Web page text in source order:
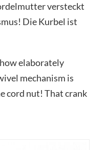
versteckt
Die Kurbel ist
elaborately
mechanism is
cord nut! That crank